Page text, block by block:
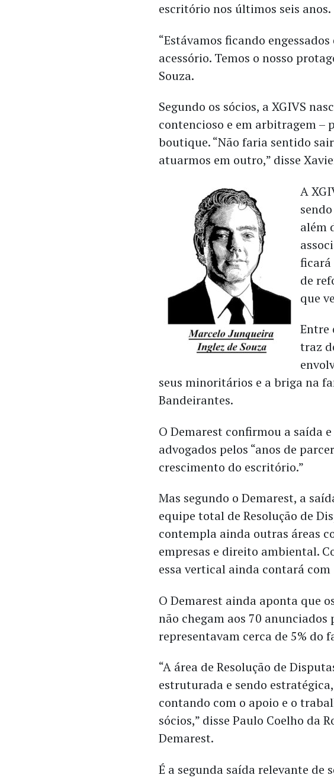
escritório nos últimos seis anos.
“Estávamos ficando
acessório. Temos o nosso
Souza.
Segundo os sócios, a XGIVS
contencioso e em arbitragem –
boutique. “Não faria sentido
atuarmos em outro,” disse
A
além
ficará
de
que
Entre
traz
seus minoritários e a briga na
Bandeirantes.
O Demarest confirmou a saída
advogados pelos “anos de
crescimento do escritório.”
Mas segundo o Demarest, a
equipe total de Resolução de
contempla ainda outras áreas
empresas e direito ambiental.
essa vertical ainda contará com
O Demarest ainda aponta que
não chegam aos 70 anunciados
representavam cerca de 5% do
“A área de Resolução de
estruturada e sendo
contando com o apoio e o
sócios,” disse Paulo Coelho da
Demarest.
É a segunda saída relevante de